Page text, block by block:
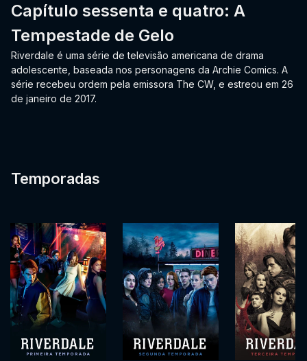
Capítulo sessenta e quatro: A
Tempestade de Gelo
Riverdale é uma série de televisão americana de drama
adolescente, baseada nos personagens da Archie Comics. A
série recebeu ordem pela emissora The CW, e estreou em 26
de janeiro de 2017.
Temporadas